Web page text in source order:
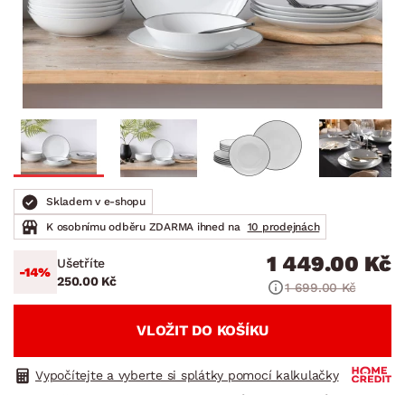
Skladem v e-shopu
K osobnímu odběru ZDARMA ihned na
10 prodejnách
-14%
Ušetříte
250.00 Kč
1 449.00 Kč
1 699.00 Kč
VLOŽIT DO KOŠÍKU
Vypočítejte a vyberte si splátky pomocí kalkulačky